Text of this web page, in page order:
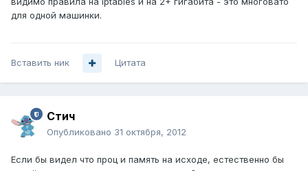
для одной машинки.
Вставить ник Цитата
Стич
Опубликовано 31 октября, 2012
Если бы видел что проц и память на исходе, естественно бы